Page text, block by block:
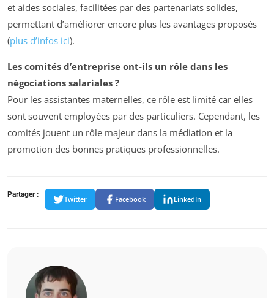
et aides sociales, facilitées par des partenariats solides,
permettant d’améliorer encore plus les avantages proposés
(plus d’infos ici).
Les comités d’entreprise ont-ils un rôle dans les
négociations salariales ?
Pour les assistantes maternelles, ce rôle est limité car elles
sont souvent employées par des particuliers. Cependant, les
comités jouent un rôle majeur dans la médiation et la
promotion des bonnes pratiques professionnelles.
Partager :
Twitter Facebook LinkedIn